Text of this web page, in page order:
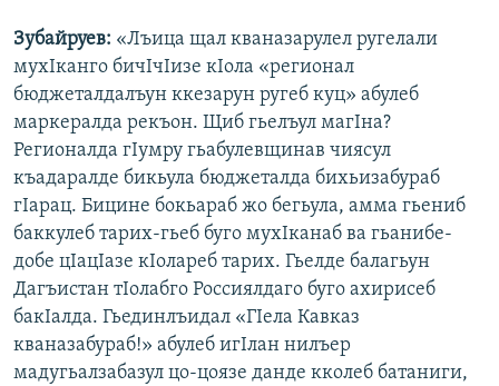
Зубайруев: «Лъица щал кваназарулел ругелали
мухIканго бичIчIизе кIола «регионал
бюджеталдалъун ккезарун ругеб куц» абулеб
маркералда рекъон. Щиб гьелъул магIна?
Регионалда гIумру гьабулевщинав чиясул
къадаралде бикьула бюджеталда бихьизабураб
гIарац. Бицине бокьараб жо бегьула, амма гьениб
баккулеб тарих-гьеб буго мухIканаб ва гьанибе-
добе цIацIазе кIолареб тарих. Гьелде балагьун
Дагъистан тIолабго Россиялдаго буго ахирисеб
бакIалда. Гьединлъидал «ГIела Кавказ
кваназабураб!» абулеб игIлан нилъер
мадугьалзабазул цо-цоязе данде кколеб батаниги,